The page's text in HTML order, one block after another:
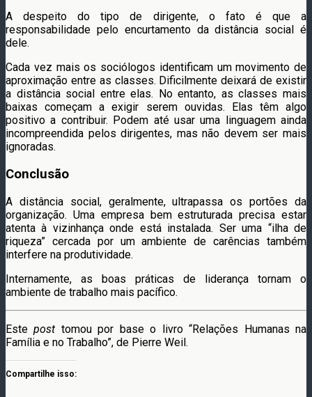
A despeito do tipo de dirigente, o fato é que a
responsabilidade pelo encurtamento da distância social é
dele.
Cada vez mais os sociólogos identificam um movimento de
aproximação entre as classes. Dificilmente deixará de existir
a distância social entre elas. No entanto, as classes mais
baixas começam a exigir serem ouvidas. Elas têm algo
positivo a contribuir. Podem até usar uma linguagem ainda
incompreendida pelos dirigentes, mas não devem ser mais
ignoradas.
Conclusão
A distância social, geralmente, ultrapassa os portões da
organização. Uma empresa bem estruturada precisa estar
atenta à vizinhança onde está instalada. Ser uma “ilha de
riqueza” cercada por um ambiente de carências também
interfere na produtividade.
Internamente, as boas práticas de liderança tornam o
ambiente de trabalho mais pacífico.
Estepost tomou por base o livro “Relações Humanas na
Família e no Trabalho”, de Pierre Weil.
Compartilhe isso: